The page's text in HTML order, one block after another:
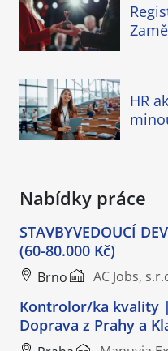
HR
Nabídky práce
STAVBYVEDOUCÍ
(60-80.000 Kč)
Brno AC Jobs,
Kontrolor/ka kvality
Doprava z Prahy a